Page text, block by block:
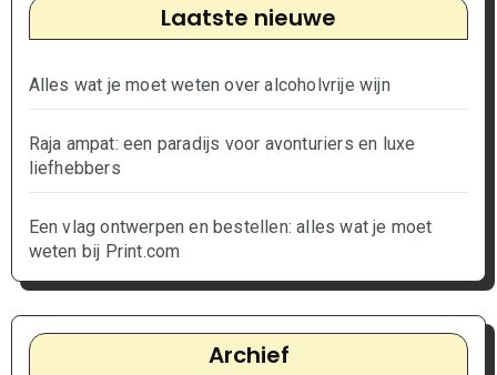
Laatste nieuwe
Alles wat je moet weten over alcoholvrije wijn
Raja ampat: een paradijs voor avonturiers en luxe
liefhebbers
Een vlag ontwerpen en bestellen: alles wat je moet
weten bij Print.com
Archief